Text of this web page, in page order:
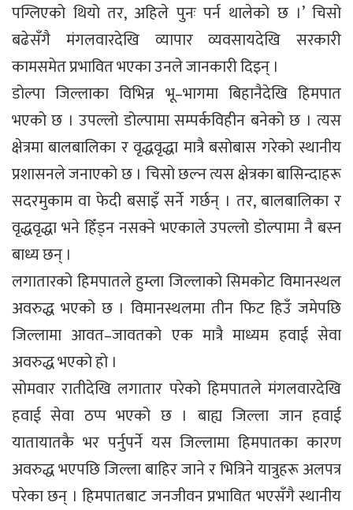
पग्लिएको थियो तर, अहिले पुनः पर्न थालेको छ ।’ चिसो
बढेसँगै मंगलवारदेखि व्यापार व्यवसायदेखि सरकारी
कामसमेत प्रभावित भएका उनले जानकारी दिइन् ।
डोल्पा जिल्लाका विभिन्न भू–भागमा बिहानैदेखि हिमपात
भएको छ । उपल्लो डोल्पामा सम्पर्कविहीन बनेको छ । त्यस
क्षेत्रमा बालबालिका र वृद्धवृद्धा मात्रै बसोबास गरेको स्थानीय
प्रशासनले जनाएको छ । चिसो छल्न त्यस क्षेत्रका बासिन्दाहरू
सदरमुकाम वा फेदी बसाइँ सर्ने गर्छन् । तर, बालबालिका र
वृद्धवृद्धा भने हिँड्न नसक्ने भएकाले उपल्लो डोल्पामा नै बस्न
बाध्य छन् ।
लगातारको हिमपातले हुम्ला जिल्लाको सिमकोट विमानस्थल
अवरुद्ध भएको छ । विमानस्थलमा तीन फिट हिउँ जमेपछि
जिल्लामा आवत–जावतको एक मात्रै माध्यम हवाई सेवा
अवरुद्ध भएको हो ।
सोमवार रातीदेखि लगातार परेको हिमपातले मंगलवारदेखि
हवाई सेवा ठप्प भएको छ । बाह्य जिल्ला जान हवाई
यातायातकै भर पर्नुपर्ने यस जिल्लामा हिमपातका कारण
अवरुद्ध भएपछि जिल्ला बाहिर जाने र भित्रिने यात्रुहरू अलपत्र
परेका छन् । हिमपातबाट जनजीवन प्रभावित भएसँगै स्थानीय